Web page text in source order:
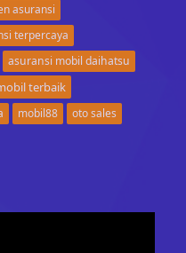
asuransi
terpercaya
asuransi mobil daihatsu
terbaik
mobil88
oto sales